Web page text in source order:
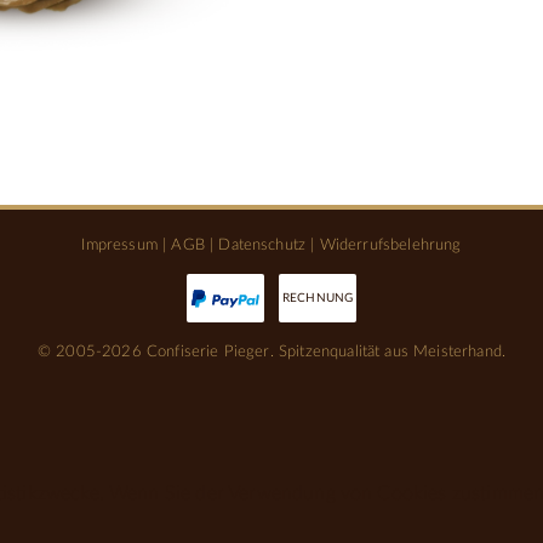
Impressum|AGB| Datenschutz Widerrufsbelehrung
RECHNUNG
© 2005-2026 Confiserie Pieger. Spitzenqualität aus Meisterhand.